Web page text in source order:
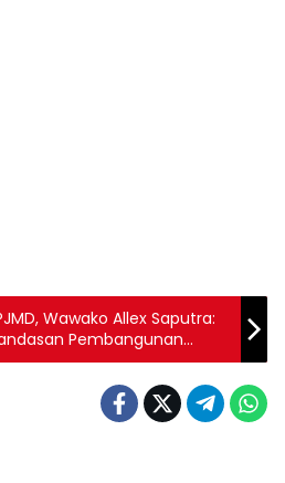
Wawako Allex Saputra:
Pembangunan